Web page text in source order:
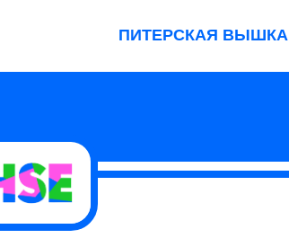
ПИТЕРСКАЯ ВЫШКА